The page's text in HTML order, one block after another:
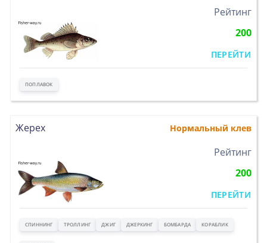
Рейтинг
200
ПЕРЕЙТИ
ПОПЛАВОК
Жерех Нормальный клев
Рейтинг
200
ПЕРЕЙТИ
СПИННИНГ ТРОЛЛИНГ ДЖИГ ДЖЕРКИНГ БОМБАРДА КОРАБЛИК